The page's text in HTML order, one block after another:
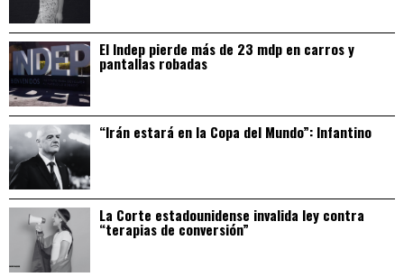
El Indep pierde más de 23 mdp en carros y
pantallas robadas
“Irán estará en la Copa del Mundo”: Infantino
La Corte estadounidense invalida ley contra
“terapias de conversión”